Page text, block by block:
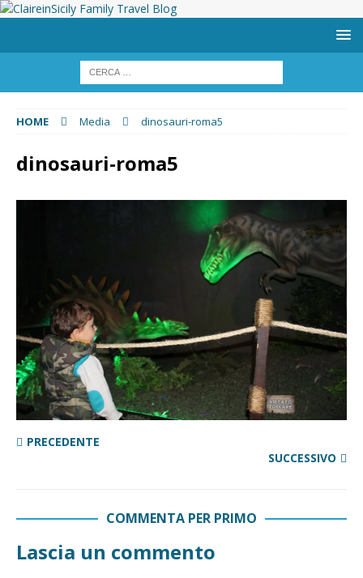
HOME Media dinosauri-roma5
dinosauri-roma5
PRECEDENTE
SUCCESSIVO
COMMENTA PER PRIMO
Lascia un commento